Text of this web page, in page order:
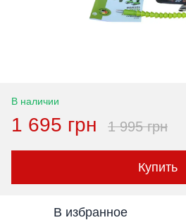
В наличии
1 695 грн 1 995 грн
Купить
В избранное